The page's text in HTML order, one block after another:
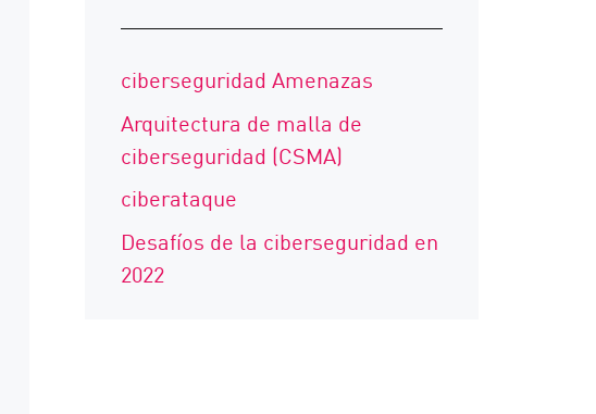
ciberseguridad Amenazas
Arquitectura de malla de
ciberseguridad (CSMA)
ciberataque
Desafíos de la ciberseguridad en
2022